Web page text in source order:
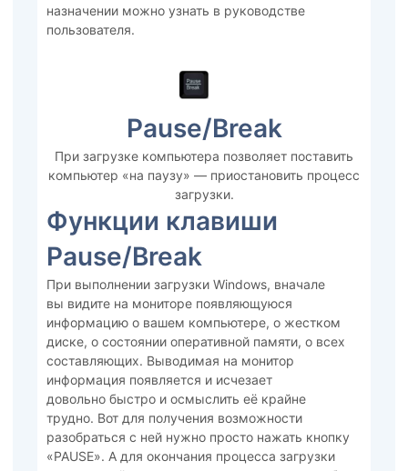
назначении можно узнать в руководстве
пользователя.
Pause/Break
При загрузке компьютера позволяет поставить
компьютер «на паузу» — приостановить процесс
загрузки.
Функции клавиши
Pause/Break
При выполнении загрузки Windows, вначале
вы видите на мониторе появляющуюся
информацию о вашем компьютере, о жестком
диске, о состоянии оперативной памяти, о всех
составляющих. Выводимая на монитор
информация появляется и исчезает
довольно быстро и осмыслить её крайне
трудно. Вот для получения возможности
разобраться с ней нужно просто нажать кнопку
«PAUSE». А для окончания процесса загрузки